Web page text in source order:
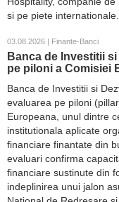
si pe piete internationale.
03.08.2026 | Finante-Banci
Banca de Investitii
pe piloni a Comisiei
Banca de Investitii si
evaluarea pe piloni
Europeana, unul dintre
institutionala aplicate
financiare finantate din
evaluari confirma
financiare sustinute din
indeplinirea unui jalon